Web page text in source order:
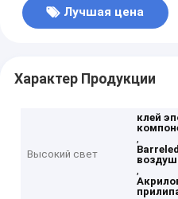
Лучшая цена
Характер Продукции
Высокий свет
клей
,
,